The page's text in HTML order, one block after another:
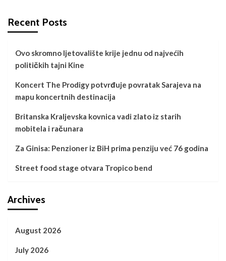
Recent Posts
Ovo skromno ljetovalište krije jednu od najvećih
političkih tajni Kine
Koncert The Prodigy potvrđuje povratak Sarajeva na
mapu koncertnih destinacija
Britanska Kraljevska kovnica vadi zlato iz starih
mobitela i računara
Za Ginisa: Penzioner iz BiH prima penziju već 76 godina
Street food stage otvara Tropico bend
Archives
August 2026
July 2026